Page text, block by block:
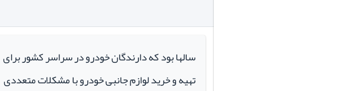
سالها بود که دارندگان خودرو در سراسر کشور برای
تهیه و خرید لوازم جانبی خودرو با مشکلات متعددی